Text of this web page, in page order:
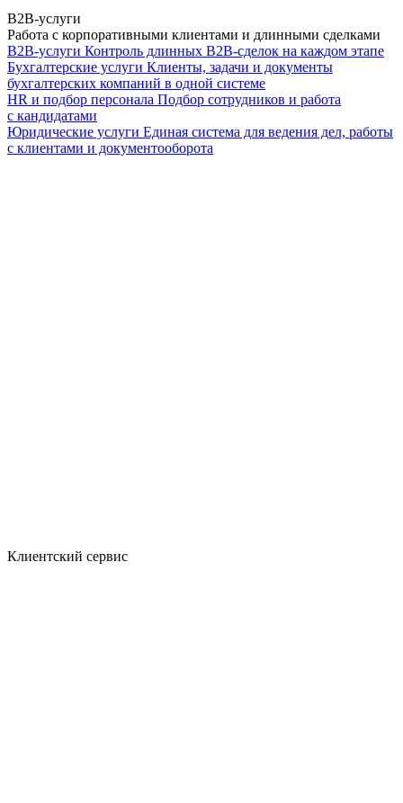
B2B-услуги
Работа с корпоративными клиентами и длинными сделками
B2B-услуги Контроль длинных B2B-сделок на каждом этапе
Бухгалтерские услуги Клиенты, задачи и документы
бухгалтерских компаний в одной системе
HR и подбор персонала Подбор сотрудников и работа
с кандидатами
Юридические услуги Единая система для ведения дел, работы
с клиентами и документооборота
Клиентский сервис